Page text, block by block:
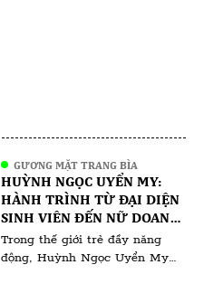
GƯƠNG MẶT TRANG BÌA
HUỲNH NGỌC UYỂN MY:
HÀNH TRÌNH TỪ ĐẠI DIỆN
SINH VIÊN ĐẾN NỮ DOANH
NHÂN ĐA TÀI
Trong thế giới trẻ đầy năng
động, Huỳnh Ngọc Uyển My